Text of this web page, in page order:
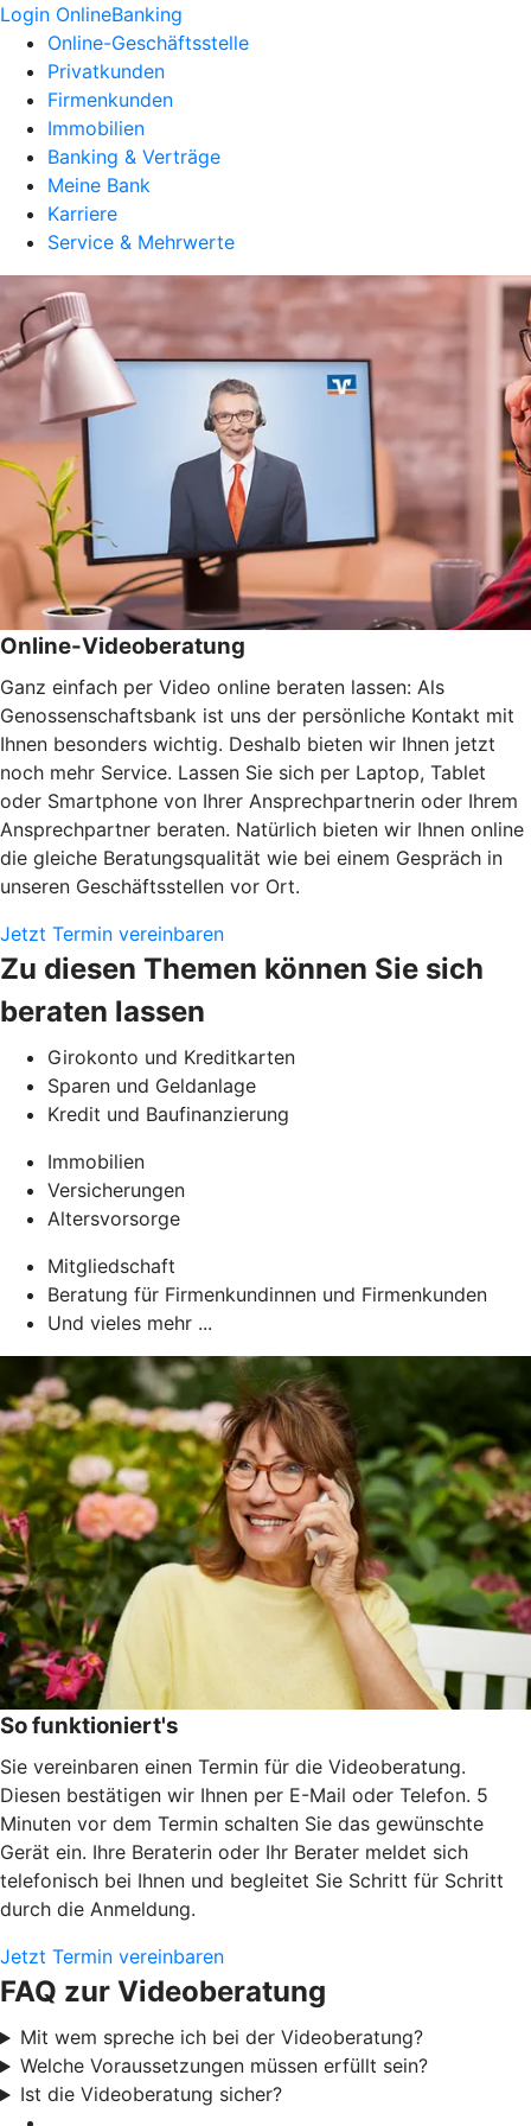
Login OnlineBanking
Online-Geschäftsstelle
Privatkunden
Firmenkunden
Immobilien
Banking & Verträge
Meine Bank
Karriere
Service & Mehrwerte
Online-Videoberatung
Ganz einfach per Video online beraten lassen: Als
Genossenschaftsbank ist uns der persönliche Kontakt mit
Ihnen besonders wichtig. Deshalb bieten wir Ihnen jetzt
noch mehr Service. Lassen Sie sich per Laptop, Tablet
oder Smartphone von Ihrer Ansprechpartnerin oder Ihrem
Ansprechpartner beraten. Natürlich bieten wir Ihnen online
die gleiche Beratungsqualität wie bei einem Gespräch in
unseren Geschäftsstellen vor Ort.
Jetzt Termin vereinbaren
Zu diesen Themen können Sie sich
beraten lassen
Girokonto und Kreditkarten
Sparen und Geldanlage
Kredit und Baufinanzierung
Immobilien
Versicherungen
Altersvorsorge
Mitgliedschaft
Beratung für Firmenkundinnen und Firmenkunden
Und vieles mehr ...
So funktioniert's
Sie vereinbaren einen Termin für die Videoberatung.
Diesen bestätigen wir Ihnen per E-Mail oder Telefon. 5
Minuten vor dem Termin schalten Sie das gewünschte
Gerät ein. Ihre Beraterin oder Ihr Berater meldet sich
telefonisch bei Ihnen und begleitet Sie Schritt für Schritt
durch die Anmeldung.
Jetzt Termin vereinbaren
FAQ zur Videoberatung
Mit wem spreche ich bei der Videoberatung?
Welche Voraussetzungen müssen erfüllt sein?
Ist die Videoberatung sicher?